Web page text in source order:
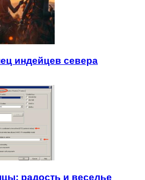
индейцев севера
радость и веселье